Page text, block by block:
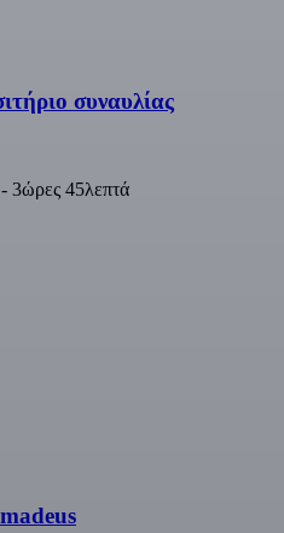
συναυλίας
3ώρες 45λεπτά